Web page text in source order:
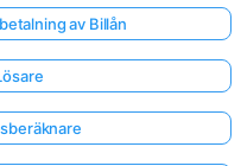
av Billån